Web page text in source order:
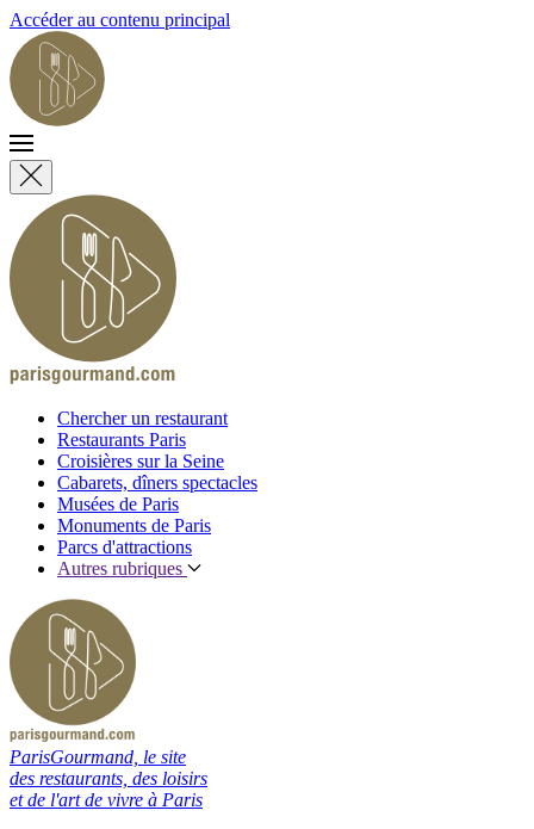
Accéder au contenu principal
Chercher un restaurant
Restaurants Paris
Croisières sur la Seine
Cabarets, dîners spectacles
Musées de Paris
Monuments de Paris
Parcs d'attractions
Autres rubriques
ParisGourmand, le site
des restaurants, des loisirs
et de l'art de vivre à Paris